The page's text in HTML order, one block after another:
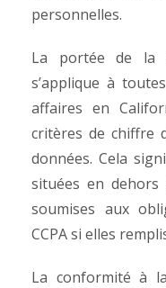
personnelles.
La portée de la
s’applique à
affaires en
critères de chiffre
données. Cela
situées en
soumises aux
CCPA si elles
La conformité à